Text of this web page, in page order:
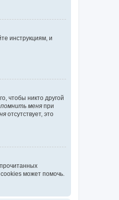
инструкциям, и
чтобы никто другой
меня при
отсутствует, это
может помочь.